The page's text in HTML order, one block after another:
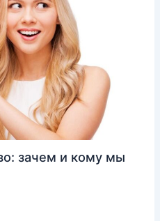
зачем и кому мы